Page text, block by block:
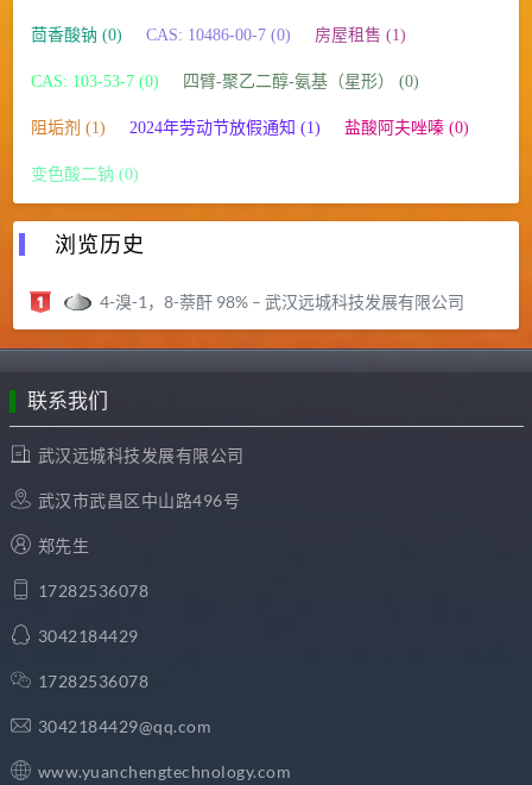
茴香酸钠 (0) CAS: 10486-00-7 (0) 房屋租售 (1)
CAS: 103-53-7 (0) 四臂-聚乙二醇-氨基（星形） (0)
阻垢剂 (1) 2024年劳动节放假通知 (1) 盐酸阿夫唑嗪 (0)
变色酸二钠 (0)
浏览历史
4-溴-1，8-萘酐 98% – 武汉远城科技发展有限公司
联系我们
武汉远城科技发展有限公司
武汉市武昌区中山路496号
郑先生
17282536078
3042184429
17282536078
3042184429@qq.com
www.yuanchengtechnology.com